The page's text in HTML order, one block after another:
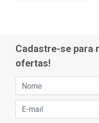
Cadastre-se para
ofertas!